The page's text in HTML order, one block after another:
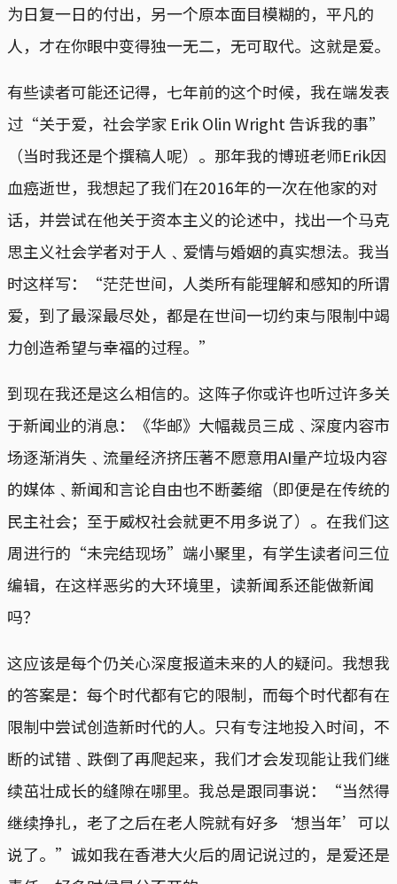
为日复一日的付出，另一个原本面目模糊的，平凡的
人，才在你眼中变得独一无二，无可取代。这就是爱。
有些读者可能还记得，七年前的这个时候，我在端发表
过“关于爱，社会学家 Erik Olin Wright 告诉我的事”
（当时我还是个撰稿人呢）。那年我的博班老师Erik因
血癌逝世，我想起了我们在2016年的一次在他家的对
话，并尝试在他关于资本主义的论述中，找出一个马克
思主义社会学者对于人﹑爱情与婚姻的真实想法。我当
时这样写：“茫茫世间，人类所有能理解和感知的所谓
爱，到了最深最尽处，都是在世间一切约束与限制中竭
力创造希望与幸福的过程。”
到现在我还是这么相信的。这阵子你或许也听过许多关
于新闻业的消息：《华邮》大幅裁员三成﹑深度内容市
场逐渐消失﹑流量经济挤压著不愿意用AI量产垃圾内容
的媒体﹑新闻和言论自由也不断萎缩（即便是在传统的
民主社会；至于威权社会就更不用多说了）。在我们这
周进行的“未完结现场”端小聚里，有学生读者问三位
编辑，在这样恶劣的大环境里，读新闻系还能做新闻
吗？
这应该是每个仍关心深度报道未来的人的疑问。我想我
的答案是：每个时代都有它的限制，而每个时代都有在
限制中尝试创造新时代的人。只有专注地投入时间，不
断的试错﹑跌倒了再爬起来，我们才会发现能让我们继
续茁壮成长的缝隙在哪里。我总是跟同事说：“当然得
继续挣扎，老了之后在老人院就有好多‘想当年’可以
说了。”诚如我在香港大火后的周记说过的，是爱还是